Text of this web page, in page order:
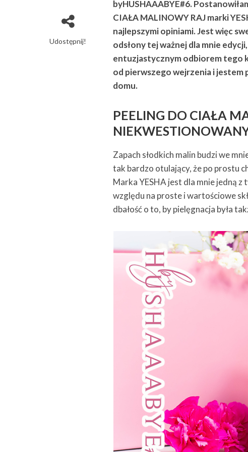
Udostępnij!
byHUSHAAABYE#6.
CIAŁA MALINOWY RAJ marki
najlepszymi opiniami. Jest więc
odsłony tej ważnej dla mnie
entuzjastycznym odbiorem tego
od pierwszego wejrzenia i jestem
domu.
PEELING DO CIAŁA
Zapach słodkich malin budzi we
tak bardzo otulający, że po prostu
Marka YESHA jest dla mnie jedną
względu na proste i wartościowe
dbałość o to, by pielęgnacja była